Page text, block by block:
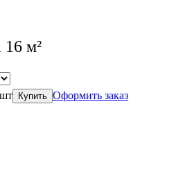
16 м²
шт
Купить Оформить заказ